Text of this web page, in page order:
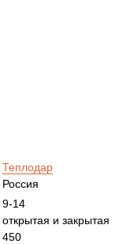
Теплодар
Россия
9-14
открытая и закрытая
450